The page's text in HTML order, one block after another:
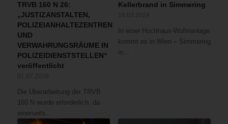
TRVB 160 N 26:
„JUSTIZANSTALTEN,
POLIZEIANHALTEZENTREN
UND
VERWAHRUNGSRÄUME IN
POLIZEIDIENSTSTELLEN“
veröffentlicht
Die Überarbeitung der TRVB
160 N wurde erforderlich, da
einerseits…
Kellerbrand in Simmering
In einer Hochhaus-Wohnanlage
kommt es in Wien – Simmering
in…